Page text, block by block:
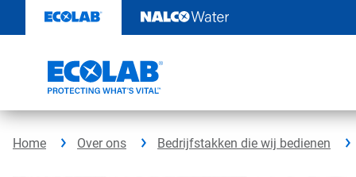
content
Home Over ons Bedrijfstakken die wij bedienen